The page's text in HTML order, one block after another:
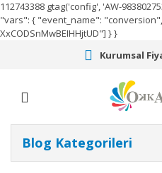
112743388 gtag('config', 'AW-
"vars": { "event_name":
XxCODSnMwBEIHHjtUD"] } }
Kurumsal
Blog Kategorileri